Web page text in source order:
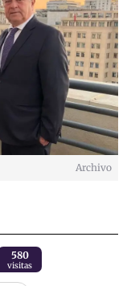
Archivo
580
visitas